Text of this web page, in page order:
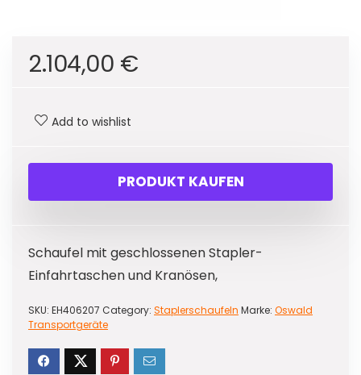
2.104,00 €
Add to wishlist
PRODUKT KAUFEN
Schaufel mit geschlossenen Stapler-
Einfahrtaschen und Kranösen,
SKU: EH406207 Category: Staplerschaufeln Marke: Oswald
Transportgeräte